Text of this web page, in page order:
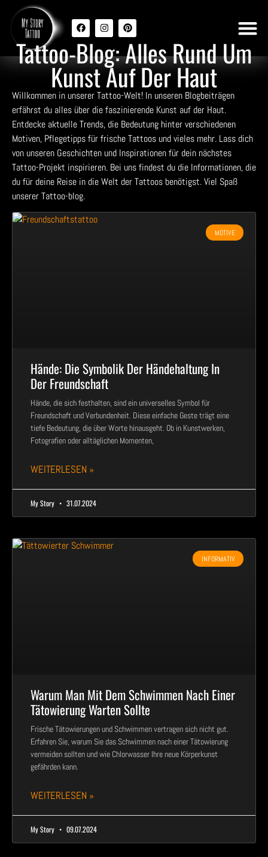
Tattoo-Blog: Alles Rund Um
Kunst Auf Der Haut
Willkommen in unserer Tattoo-Welt! In unseren Blogbeiträgen
erfährst du alles über die faszinierende Kunst auf der Haut.
Entdecke aktuelle Trends, die Bedeutung hinter verschiedenen
Motiven, Pflegetipps für frische Tattoos und vieles mehr. Lass dich
von unseren Geschichten und Inspirationen für dein nächstes
Tattoo-Projekt inspirieren. Bei uns findest du die Informationen, die
du für deine Reise in die Welt der Tattoos benötigst. Viel Spaß
unserer Tattoo-blog.
MOTIVE
Hände: Die Symbolik Der Händehaltung In
Der Freundschaft
Hände, die sich festhalten, sind ein universelles Symbol für
Freundschaft und Verbundenheit. Diese einfache Geste trägt eine
tiefe Bedeutung, die über Worte hinausgeht. Ob in Kunstwerken,
Fotografien oder alltäglichen Momenten,
WEITERLESEN »
My Story 31.07.2024
INFORMATIV
Warum Man Mit Dem Schwimmen Nach Einer
Tätowierung Warten Sollte
Frische Tätowierungen und Schwimmen vertragen sich nicht gut.
Erfahren Sie, warum Sie das Schwimmen nach einer Tätowierung
vermeiden sollten und wie Chlorwasser Ihre neue Körperkunst
gefährden kann.
WEITERLESEN »
My Story 09.07.2024